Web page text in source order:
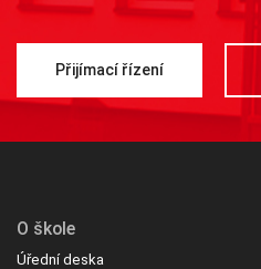
Přijímací řízení
O škole
Úřední deska